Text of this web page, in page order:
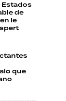
Estados
de
le
que